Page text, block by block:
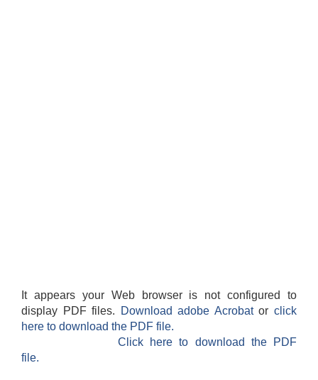
It appears your Web browser is not configured to
display PDF files.
Download adobe Acrobatorclick
here to download the PDF file.
Click here to download the PDF
file.